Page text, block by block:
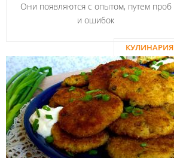
Они появляются с опытом, путем проб
и ошибок
КУЛИНАРИЯ